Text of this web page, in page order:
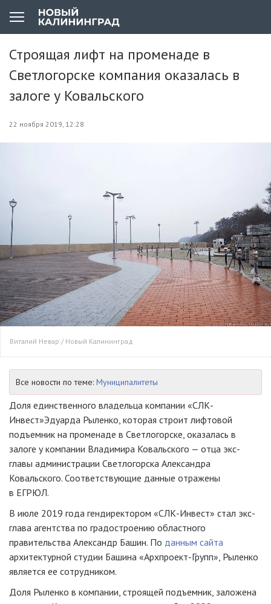
Строящая лифт на променаде в
Светлогорске компания оказалась в
залоге у Ковальского
22 ноября 2019, 12:28
Виталий Невар / Новый Калининград
Все новости по теме: Муниципалитеты
Доля единственного владельца компании «СЛК-
Инвест»Эдуарда Рыленко, которая строит лифтовой
подъемник на променаде в Светлогорске, оказалась в
залоге у компании Владимира Ковальского — отца экс-
главы администрации Светлогорска Александра
Ковальского. Соответствующие данные отражены
в ЕГРЮЛ.
В июле 2019 года гендиректором «СЛК-Инвест» стал экс-
глава агентства по градостроению областного
правительства Александр Башин. По данным сайта
архитектурной студии Башина «Архпроект-Групп», Рыленко
является ее сотрудником.
Доля Рыленко в компании, строящей подъемник, заложена